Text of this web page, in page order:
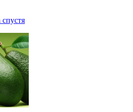
спустя